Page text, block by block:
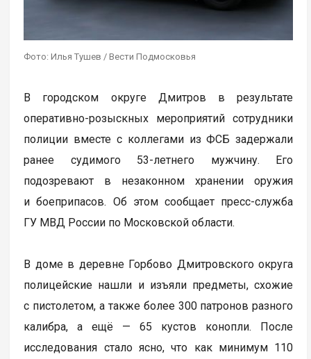
Фото: Илья Тушев / Вести Подмосковья
В городском округе Дмитров в результате
оперативно-розыскных мероприятий сотрудники
полиции вместе с коллегами из ФСБ задержали
ранее судимого 53-летнего мужчину. Его
подозревают в незаконном хранении оружия
и боеприпасов. Об этом сообщает пресс-служба
ГУ МВД России по Московской области.
В доме в деревне Горбово Дмитровского округа
полицейские нашли и изъяли предметы, схожие
с пистолетом, а также более 300 патронов разного
калибра, а ещё — 65 кустов конопли. После
исследования стало ясно, что как минимум 110